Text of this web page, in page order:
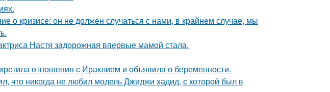
о кризисе: он не должен случаться с нами, в крайнем случае, мы
Настя задорожная впервые мамой стала.
отношения с Ираклием и объявила о беременности.
что никогда не любил модель Джиджи хадид, с которой был в